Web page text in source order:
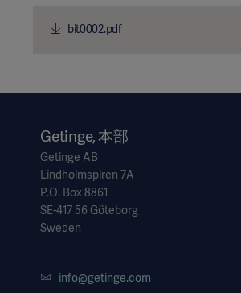
bit0002.pdf
Getinge, 本部
Getinge AB
Lindholmspiren 7A
P.O. Box 8861
SE-417 56 Göteborg
Sweden
info@getinge.com